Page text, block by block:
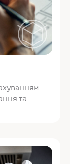
та